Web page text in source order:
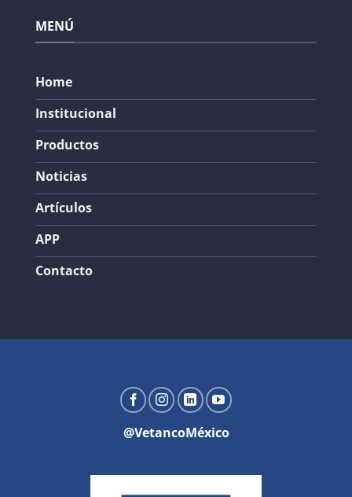
MENÚ
Home
Institucional
Productos
Noticias
Artículos
APP
Contacto
@VetancoMéxico